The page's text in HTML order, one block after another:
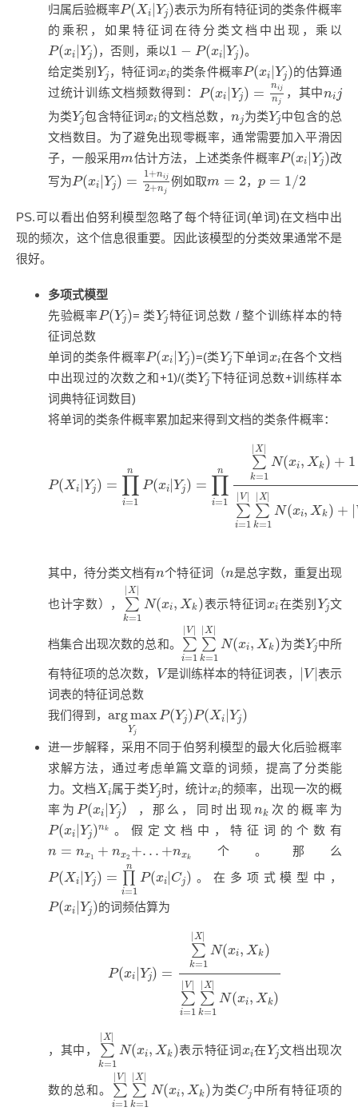
归属后验概率P(Xi Yj)
P(Xi| Yj) 表示为所有特征词的类条件概率
的乘积，如果特征词在待分类文档中出现，乘以
P(xi Yj)
P(xi Yj) ，否则，乘以1 − P(xi |Yj)
1 (xi|Yj)
。
给定类别 Yj
Yj ，特征词xi
xi的类条件概率P(xi |Yj)
P(xi Yj) 的估算通
过统计训练文档频数得到： P(xi |Yj) = nij
n j
(x Y )= n jnj
，其中ni j
n
为类Yj
Yj包含特征词xi
xi 的文档总数， nj
n j 为类Yj
Yj中包含的总
文档数目。为了避免出现零概率，通常需要加入平滑因
子，一般采用m
m估计方法，上述类条件概率P(xi |Yj)
P(x Yj) 改
写为P(xi |Yj) = 1 +nij
2+n j
(xi Y )= + n ij2+ nj
例如取m = 2
m ，p = 1/2
/2
PS.可以看出伯努利模型忽略了每个特征词(单词)在文档中出
现的频次，这个信息很重要。因此该模型的分类效果通常不是
很好。
多项式模型
先验概率P(Yj)
P(Yj)= 类Yj
Yj特征词总数 / 整个训练样本的特
征词总数
单词的类条件概率P(xi |Yj)
P(x Yj) =(类Yj
Yj下单词xi
xi在各个文档
中出现过的次数之和+1)/(类Yj
Yj下特征词总数+训练样本
词典特征词数目)
将单词的类条件概率累加起来得到文档的类条件概率：
P(Xi Yj) =
n
∏
i=1
P(xi |Yj) =
n
∏
i=1
|X|
∑
k=1
N(xi, Xk) + 1
V|
∑
i=1
X|
∑
k=1
N(xi, X k) + |
k=
其中，待分类文档有n
n个特征词（n
n是总字数，重复出现
也计字数），
|X|
∑
k=1
N(xi, Xk)
∑k
表示特征词xi
xi在类别 Yj
Yj文
档集合出现次数的总和。
V|
∑
i=1
|X|
∑
k=1
N(xi, Xk)
∑i = 1|
为类Yj
Yj中所
有特征项的总次数， V
V是训练样本的特征词表， V|
|V|表示
词表的特征词总数
我们得到， argmax
Yj
P(Yj)P(Xi Yj)
YjP(Y )P (X i|Yj)
进一步解释，采用不同于伯努利模型的最大化后验概率
求解方法，通过考虑单篇文章的词频，提高了分类能
力。文档Xi
Xi 属于类Yj
Yj时，统计xi
xi的频率，出现一次的概
率为 P(xi |Yj）
P(x Yj） ，那么，同时出现nk
nk 次的概率为
P(xi Yj)nk
P(x Yj)nk 。假定文档中，特征词的个数有
n = nx1 + nx2 +. . . +nxk
n =n x1 n 2 .. k 个。那么
P(Xi Yj) =
n
i=1
P(xi Cj)
Yj) = =1 x Cj)
。在多项式模型中，
P(xi Yj)
P(x Yj) 的词频估算为
P(xi |Yj) =
|X|
∑
k=1
N(xi, Xk)
|V|
∑
i=1
X|
∑
k=1
N(xi, Xk)
1|X
，其中，
|X|
∑
k=1
N(xi, Xk)
∑k
表示特征词xi
xi在Yj
Yj文档出现次
数的总和。
V|
∑
i=1
|X|
∑
k=1
N(xi, Xk)
∑i= 1|
为类Cj
Cj 中所有特征项的